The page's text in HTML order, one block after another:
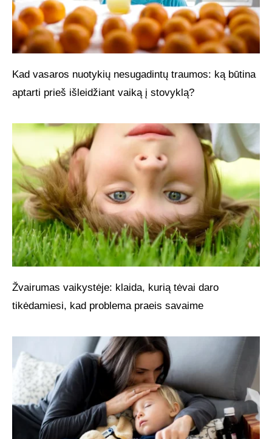
Kad vasaros nuotykių nesugadintų traumos: ką būtina
aptarti prieš išleidžiant vaiką į stovyklą?
Žvairumas vaikystėje: klaida, kurią tėvai daro
tikėdamiesi, kad problema praeis savaime